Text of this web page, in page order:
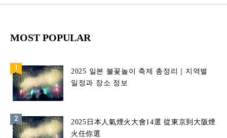
MOST POPULAR
2025 일본 불꽃놀이 축제 총정리｜지역별
일정과 장소 정보
2025日本人氣煙火大會14選 從東京到大阪煙
火任你選